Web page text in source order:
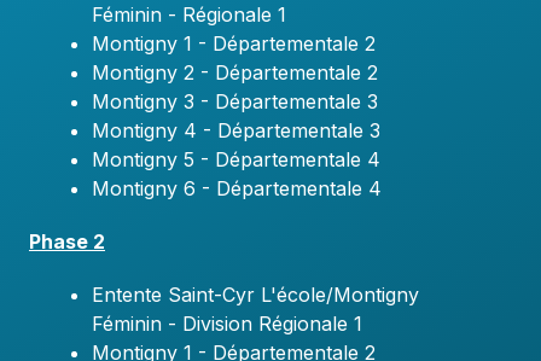
Féminin - Régionale 1
Montigny 1 - Départementale 2
Montigny 2 - Départementale 2
Montigny 3 - Départementale 3
Montigny 4 - Départementale 3
Montigny 5 - Départementale 4
Montigny 6 - Départementale 4
Phase 2
Entente Saint-Cyr L'école/Montigny
Féminin - Division Régionale 1
Montigny 1 - Départementale 2